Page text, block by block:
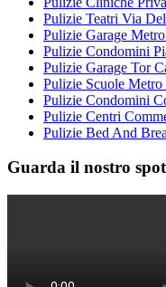
Pulizie Teatri Via
Pulizie Garage
Pulizie Condomini
Pulizie Garage Tor
Pulizie Scuole
Pulizie Condomini
Pulizie Centri
Pulizie Bed And
Guarda il nostro